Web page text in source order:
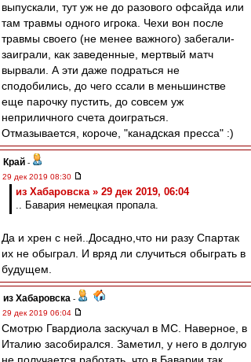
выпускали, тут уж не до разового офсайда или
там травмы одного игрока. Чехи вон после
травмы своего (не менее важного) забегали-
заиграли, как заведенные, мертвый матч
вырвали. А эти даже подраться не
сподобились, до чего ссали в меньшинстве
еще парочку пустить, до совсем уж
неприличного счета доиграться.
Отмазывается, короче, "канадская пресса" :)
Край -
29 дек 2019 08:30
из Хабаровска » 29 дек 2019, 06:04
.. Бавария немецкая пропала.
Да и хрен с ней..Досадно,что ни разу Спартак
их не обыграл. И вряд ли случиться обыграть в
будущем.
из Хабаровска -
29 дек 2019 06:04
Смотрю Гвардиола заскучал в МС. Наверное, в
Италию засобирался. Заметил, у него в долгую